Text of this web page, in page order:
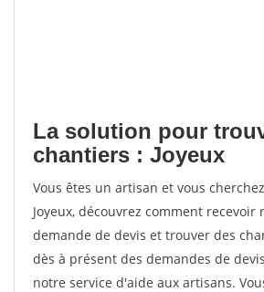
La solution pour
chantiers : Joyeux
Vous êtes un artisan et vous
Joyeux, découvrez comment recevoir
demande de devis et trouver des
dès à présent des demandes de
notre service d'aide aux artisans.